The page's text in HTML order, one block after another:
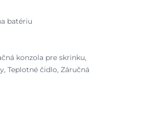
batériu
konzola pre skrinku,
Teplotné čidlo, Záručná